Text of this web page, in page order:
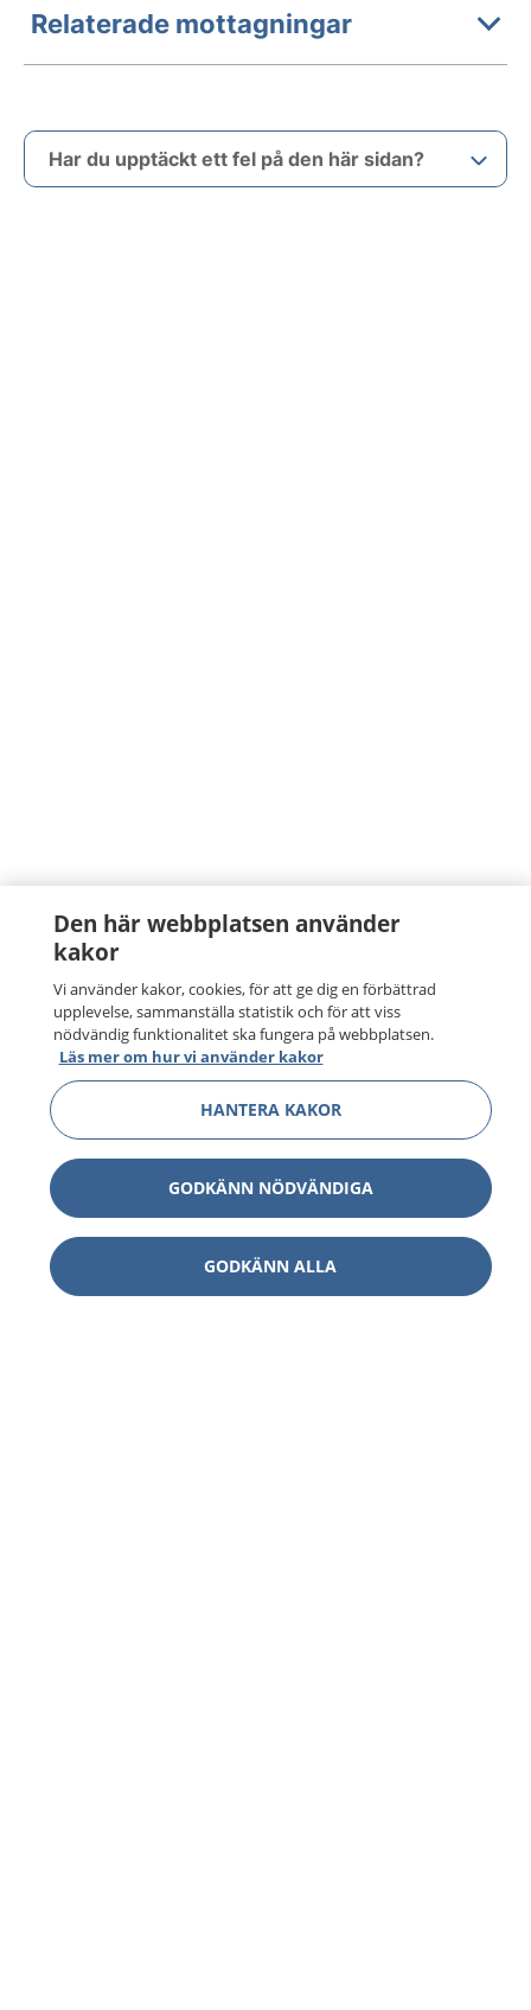
Relaterade mottagningar
Har du upptäckt ett fel på den här sidan?
Den här webbplatsen använder
kakor
Vi använder kakor, cookies, för att ge dig en förbättrad
upplevelse, sammanställa statistik och för att viss
nödvändig funktionalitet ska fungera på webbplatsen.
Läs mer om hur vi använder kakor
HANTERA KAKOR
GODKÄNN NÖDVÄNDIGA
GODKÄNN ALLA